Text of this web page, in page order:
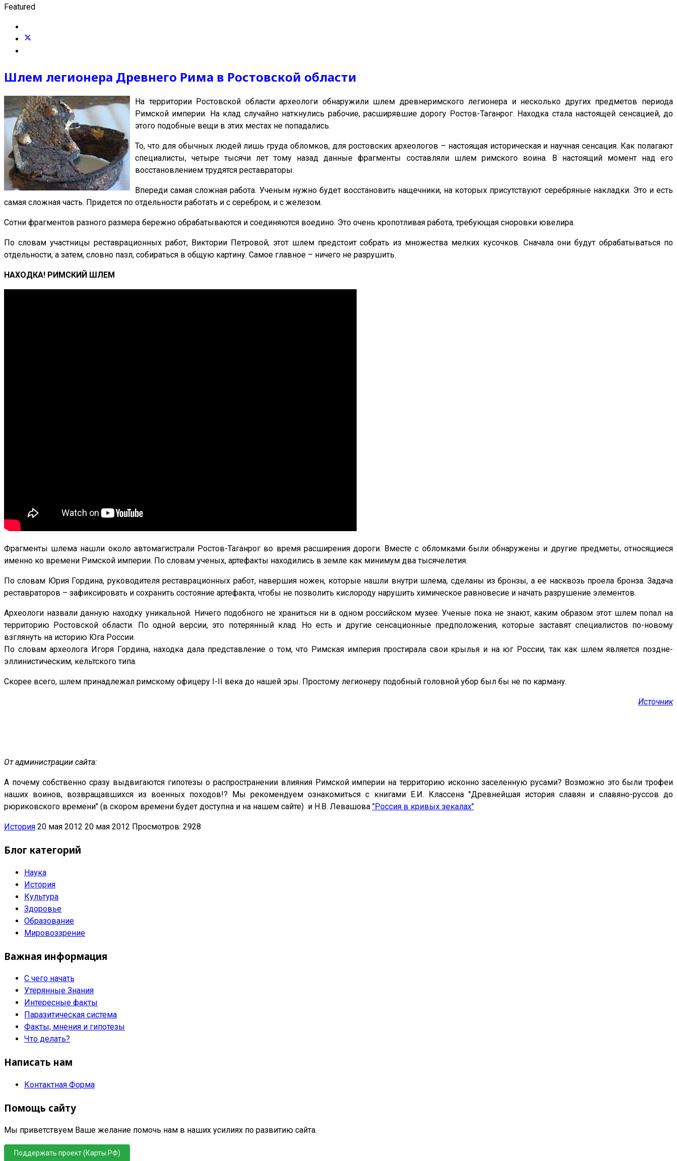
Featured
Шлем легионера Древнего Рима в Ростовской области
На территории Ростовской области археологи обнаружили шлем древнеримского легионера и несколько других предметов периода
Римской империи. На клад случайно наткнулись рабочие, расширявшие дорогу Ростов-Таганрог. Находка стала настоящей сенсацией, до
этого подобные вещи в этих местах не попадались.
То, что для обычных людей лишь груда обломков, для ростовских археологов – настоящая историческая и научная сенсация. Как полагают
специалисты, четыре тысячи лет тому назад данные фрагменты составляли шлем римского воина. В настоящий момент над его
восстановлением трудятся реставраторы.
Впереди самая сложная работа. Ученым нужно будет восстановить нащечники, на которых присутствуют серебряные накладки. Это и есть
самая сложная часть. Придется по отдельности работать и с серебром, и с железом.
Сотни фрагментов разного размера бережно обрабатываются и соединяются воедино. Это очень кропотливая работа, требующая сноровки ювелира.
По словам участницы реставрационных работ, Виктории Петровой, этот шлем предстоит собрать из множества мелких кусочков. Сначала они будут обрабатываться по
отдельности, а затем, словно пазл, собираться в общую картину. Самое главное – ничего не разрушить.
НАХОДКА! РИМСКИЙ ШЛЕМ
Фрагменты шлема нашли около автомагистрали Ростов-Таганрог во время расширения дороги. Вместе с обломками были обнаружены и другие предметы, относящиеся
именно ко времени Римской империи. По словам ученых, артефакты находились в земле как минимум два тысячелетия.
По словам Юрия Гордина, руководителя реставрационных работ, навершия ножен, которые нашли внутри шлема, сделаны из бронзы, а ее насквозь проела бронза. Задача
реставраторов – зафиксировать и сохранить состояние артефакта, чтобы не позволить кислороду нарушить химическое равновесие и начать разрушение элементов.
Археологи назвали данную находку уникальной. Ничего подобного не храниться ни в одном российском музее. Ученые пока не знают, каким образом этот шлем попал на
территорию Ростовской области. По одной версии, это потерянный клад. Но есть и другие сенсационные предположения, которые заставят специалистов по-новому
взглянуть на историю Юга России.
По словам археолога Игоря Гордина, находка дала представление о том, что Римская империя простирала свои крылья и на юг России, так как шлем является поздне-
эллинистическим, кельтского типа.
Скорее всего, шлем принадлежал римскому офицеру I-II века до нашей эры. Простому легионеру подобный головной убор был бы не по карману.
Источник
От администрации сайта:
А почему собственно сразу выдвигаются гипотезы о распространении влияния Римской империи на территорию исконно заселенную русами? Возможно это были трофеи
наших воинов, возвращавшихся из военных походов!? Мы рекомендуем ознакомиться с книгами Е.И. Классена "Древнейшая история славян и славяно-руссов до
рюриковского времени" (в скором времени будет доступна и на нашем сайте) и Н.В. Левашова "Россия в кривых зекалах"
История 20 мая 2012 20 мая 2012 Просмотров: 2928
Блог категорий
Наука
История
Культура
Здоровье
Образование
Мировоззрение
Важная информация
С чего начать
Утерянные Знания
Интересные факты
Паразитическая система
Факты, мнения и гипотезы
Что делать?
Написать нам
Контактная Форма
Помощь сайту
Мы приветствуем Ваше желание помочь нам в наших усилиях по развитию сайта.
Поддержать проект (Карты РФ)